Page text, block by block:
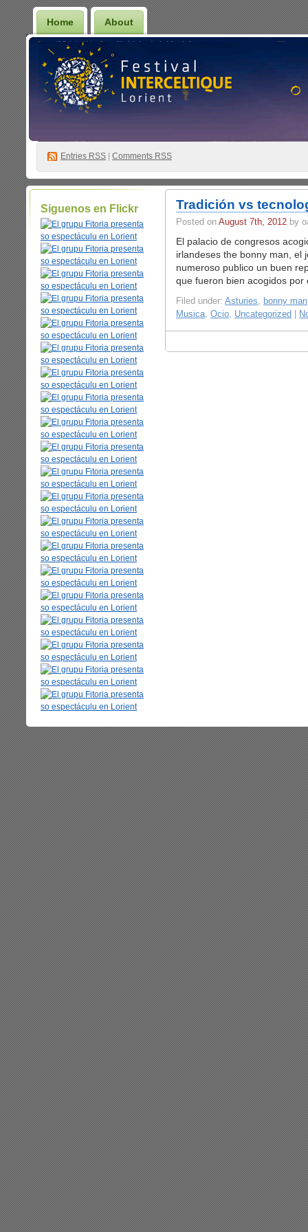
Home About
Entries RSS Comments RSS
Siguenos en Flickr Tradición vs
Posted on August 7th, 2012 by
El palacio de congresos
irlandeses the bonny man, el
numeroso publico un buen
que fueron bien acogidos por
Filed under: Asturies, bonny man
Musica, Ocio, Uncategorized